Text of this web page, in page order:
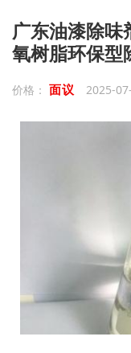
广东油漆除味
氧树脂环保型
价格： 面议 2025-